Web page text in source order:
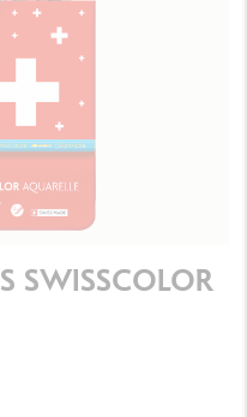
SWISSCOLOR